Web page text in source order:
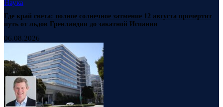
Наука
Где край света: полное солнечное затмение 12 августа прочертит
путь от льдов Гренландии до закатной Испании
06.08.2026